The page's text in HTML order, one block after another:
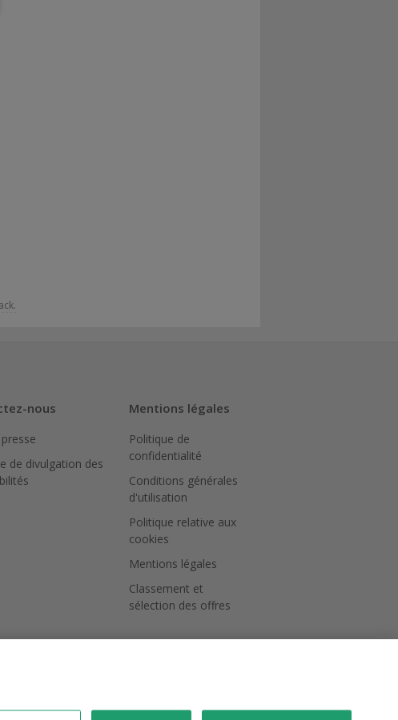
nous
de divulgation des
Mentions légales
Politique de
confidentialité
Conditions générales
d'utilisation
Politique relative aux
cookies
Mentions légales
Classement et
sélection des offres